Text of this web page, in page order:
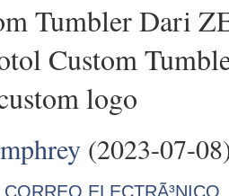
Tumbler Dari
Custom
logo
(2023-07-
ELECTRÃ³NICO